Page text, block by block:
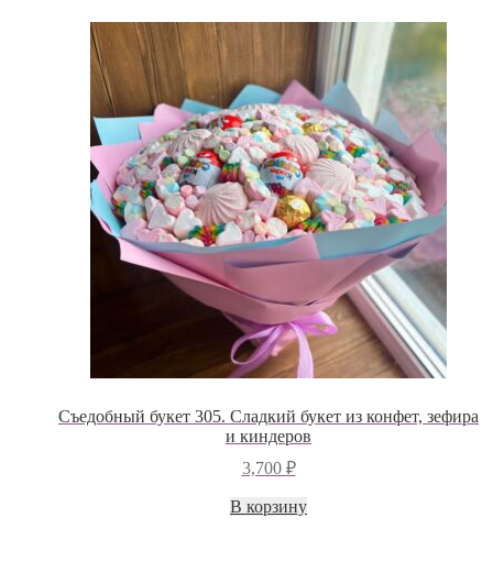
Съедобный букет 305. Сладкий букет из конфет, зефира
и киндеров
3,700 ₽
В корзину